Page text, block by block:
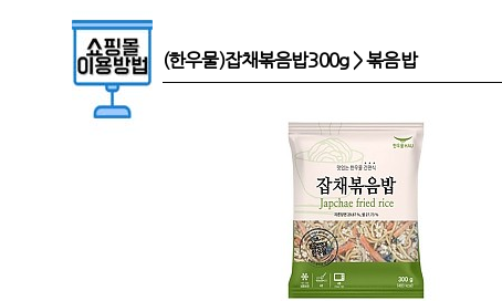
(한우물)잡채볶음밥300g > 볶음밥